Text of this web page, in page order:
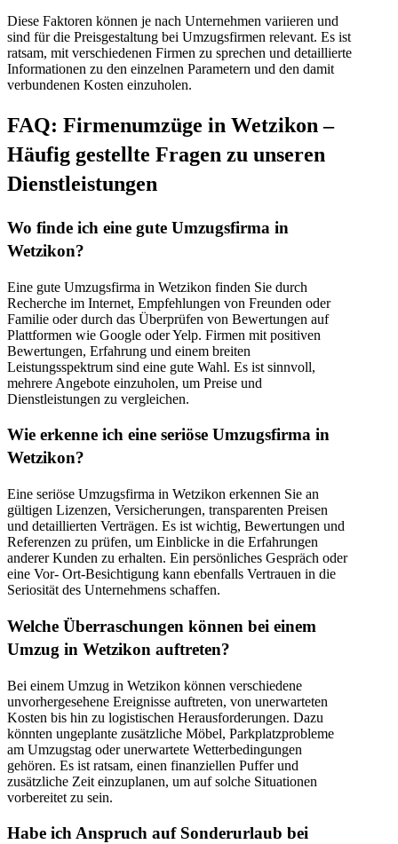
Diese Faktoren können je nach Unternehmen variieren und
sind für die Preisgestaltung bei Umzugsfirmen relevant. Es ist
ratsam, mit verschiedenen Firmen zu sprechen und detaillierte
Informationen zu den einzelnen Parametern und den damit
verbundenen Kosten einzuholen.
FAQ: Firmenumzüge in Wetzikon –
Häufig gestellte Fragen zu unseren
Dienstleistungen
Wo finde ich eine gute Umzugsfirma in
Wetzikon?
Eine gute Umzugsfirma in Wetzikon finden Sie durch
Recherche im Internet, Empfehlungen von Freunden oder
Familie oder durch das Überprüfen von Bewertungen auf
Plattformen wie Google oder Yelp. Firmen mit positiven
Bewertungen, Erfahrung und einem breiten
Leistungsspektrum sind eine gute Wahl. Es ist sinnvoll,
mehrere Angebote einzuholen, um Preise und
Dienstleistungen zu vergleichen.
Wie erkenne ich eine seriöse Umzugsfirma in
Wetzikon?
Eine seriöse Umzugsfirma in Wetzikon erkennen Sie an
gültigen Lizenzen, Versicherungen, transparenten Preisen
und detaillierten Verträgen. Es ist wichtig, Bewertungen und
Referenzen zu prüfen, um Einblicke in die Erfahrungen
anderer Kunden zu erhalten. Ein persönliches Gespräch oder
eine Vor- Ort-Besichtigung kann ebenfalls Vertrauen in die
Seriosität des Unternehmens schaffen.
Welche Überraschungen können bei einem
Umzug in Wetzikon auftreten?
Bei einem Umzug in Wetzikon können verschiedene
unvorhergesehene Ereignisse auftreten, von unerwarteten
Kosten bis hin zu logistischen Herausforderungen. Dazu
könnten ungeplante zusätzliche Möbel, Parkplatzprobleme
am Umzugstag oder unerwartete Wetterbedingungen
gehören. Es ist ratsam, einen finanziellen Puffer und
zusätzliche Zeit einzuplanen, um auf solche Situationen
vorbereitet zu sein.
Habe ich Anspruch auf Sonderurlaub bei